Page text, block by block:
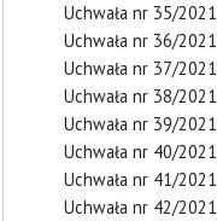
Uchwała nr 35/2021
Uchwała nr 36/2021
Uchwała nr 37/2021
Uchwała nr 38/2021
Uchwała nr 39/2021
Uchwała nr 40/2021
Uchwała nr 41/2021
Uchwała nr 42/2021